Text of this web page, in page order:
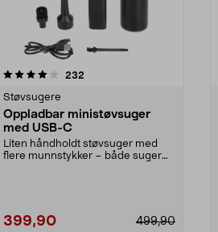
232
Støvsugere
Oppladbar ministøvsuger
med USB-C
Liten håndholdt støvsuger med
flere munnstykker – både suger
399,90 499,90
4.0 av 5 stjerner